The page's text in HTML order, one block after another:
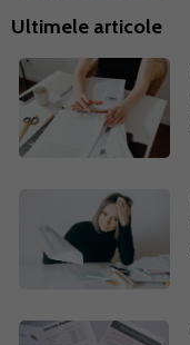
Ultimele articole